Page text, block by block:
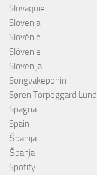
Slovaquie
Slovenia
Slovénie
Slóvenie
Slovenija
Söngvakeppnin
Søren Torpeggard Lund
Spagna
Spain
Španija
Španja
Spotify